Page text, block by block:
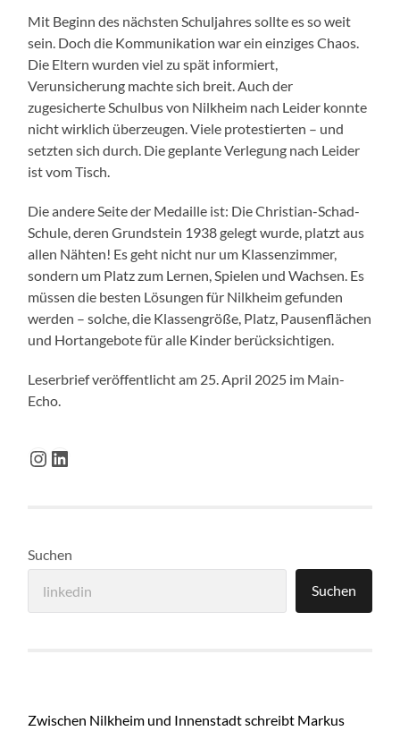
Mit Beginn des nächsten Schuljahres sollte es so weit
sein. Doch die Kommunikation war ein einziges Chaos.
Die Eltern wurden viel zu spät informiert,
Verunsicherung machte sich breit. Auch der
zugesicherte Schulbus von Nilkheim nach Leider konnte
nicht wirklich überzeugen. Viele protestierten – und
setzten sich durch. Die geplante Verlegung nach Leider
ist vom Tisch.
Die andere Seite der Medaille ist: Die Christian-Schad-
Schule, deren Grundstein 1938 gelegt wurde, platzt aus
allen Nähten! Es geht nicht nur um Klassenzimmer,
sondern um Platz zum Lernen, Spielen und Wachsen. Es
müssen die besten Lösungen für Nilkheim gefunden
werden – solche, die Klassengröße, Platz, Pausenflächen
und Hortangebote für alle Kinder berücksichtigen.
Leserbrief veröffentlicht am 25. April 2025 im Main-
Echo.
Instagram
LinkedIn
Suchen
Suchen
Zwischen Nilkheim und Innenstadt schreibt Markus